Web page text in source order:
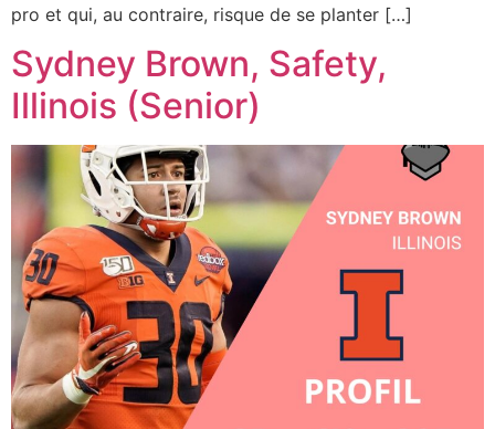
pro et qui, au contraire, risque de se planter […]
Sydney Brown, Safety,
Illinois (Senior)